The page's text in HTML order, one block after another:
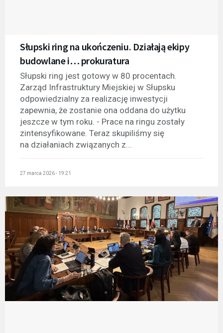
Słupski ring na ukończeniu. Działają ekipy
budowlane i… prokuratura
Słupski ring jest gotowy w 80 procentach.
Zarząd Infrastruktury Miejskiej w Słupsku
odpowiedzialny za realizację inwestycji
zapewnia, że zostanie ona oddana do użytku
jeszcze w tym roku. - Prace na ringu zostały
zintensyfikowane. Teraz skupiliśmy się
na działaniach związanych z...
27 marca 2026 - 19:21